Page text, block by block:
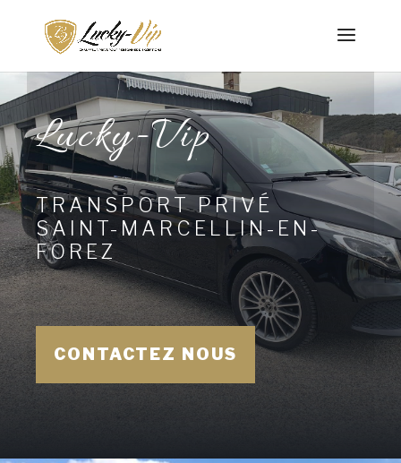
Lucky-Vip
TRANSPORT PRIVÉ
SAINT-MARCELLIN-EN-
FOREZ
CONTACTEZ NOUS